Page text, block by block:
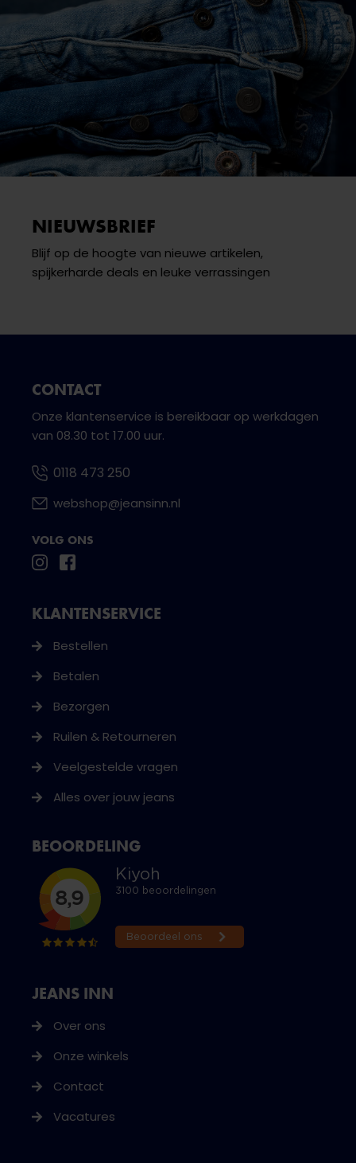
NIEUWSBRIEF
Blijf op de hoogte van nieuwe artikelen,
spijkerharde deals en leuke verrassingen
CONTACT
Onze klantenservice is bereikbaar op werkdagen
van 08.30 tot 17.00 uur.
0118 473 250
webshop@jeansinn.nl
VOLG ONS
JEANS INN
Over ons
Onze winkels
Contact
Vacatures
KLANTENSERVICE
Bestellen
Betalen
Bezorgen
Ruilen & Retourneren
Veelgestelde vragen
Alles over jouw jeans
BEOORDELING